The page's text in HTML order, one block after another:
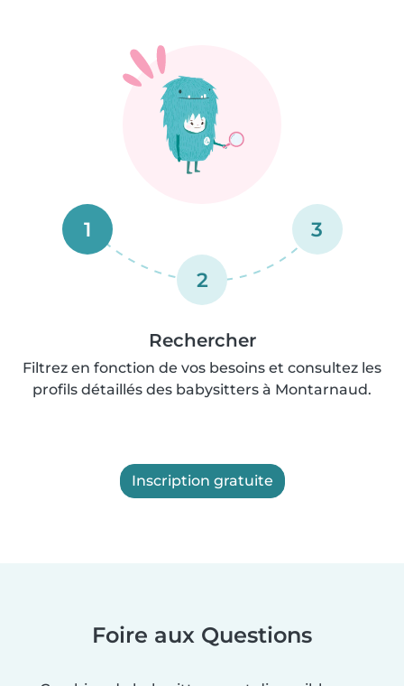
1
2
3
Rechercher
Filtrez en fonction de vos besoins et consultez les
profils détaillés des babysitters à Montarnaud.
Inscription gratuite
Foire aux Questions